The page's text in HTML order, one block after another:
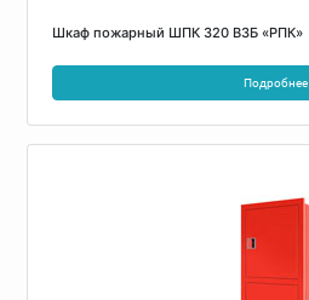
Шкаф пожарный ШПК 320 ВЗБ «РПК»
Подробнее